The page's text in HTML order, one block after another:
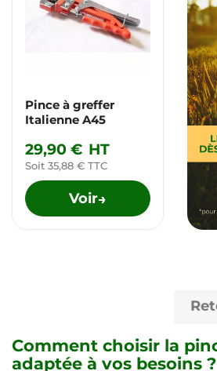
Pince à greffer
Italienne A45
29,90 € HT
Soit 35,88 € TTC
Voir→
Comment choisir la
adaptée à vos besoins ?